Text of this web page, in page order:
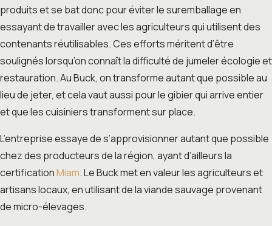
produits et se bat donc pour éviter le suremballage en
essayant de travailler avec les agriculteurs qui utilisent des
contenants réutilisables. Ces efforts méritent d’être
soulignés lorsqu’on connaît la difficulté de jumeler écologie et
restauration. Au Buck, on transforme autant que possible au
lieu de jeter, et cela vaut aussi pour le gibier qui arrive entier
et que les cuisiniers transforment sur place.
L’entreprise essaye de s’approvisionner autant que possible
chez des producteurs de la région, ayant d’ailleurs la
certificationMiam. Le Buck met en valeur les agriculteurs et
artisans locaux, en utilisant de la viande sauvage provenant
de micro-élevages.